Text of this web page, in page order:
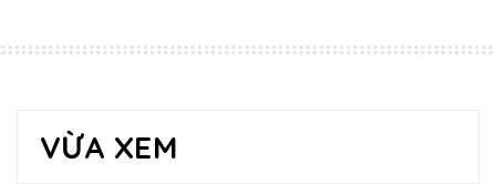
VỪA XEM